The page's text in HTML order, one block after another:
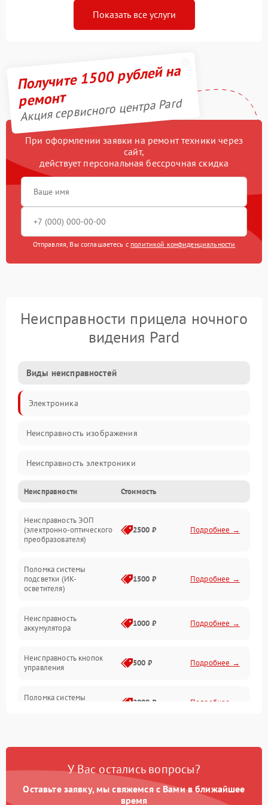
Показать все услуги
Получите 1500 рублей на
ремонт
Акция сервисного центра Pard
При оформлении заявки на ремонт техники через
сайт,
действует персональная бессрочная скидка
Отправляя, Вы соглашаетесь с политикой конфиденциальности
Неисправности прицела ночного
видения Pard
Виды неисправностей
Электроника
Неисправность изображения
Неисправность электроники
Механические повреждения
Неисправность управления
Оптика
Неисправности Стоимость
Неисправность ЭОП
(электронно-оптического
преобразователя)
2500 ₽ Подробнее →
Поломка системы
подсветки (ИК-
осветителя)
1500 ₽ Подробнее →
Неисправность
аккумулятора
1000 ₽ Подробнее →
Неисправность кнопок
управления
500 ₽ Подробнее →
Поломка системы
2000 ₽ Подробнее →
защиты от перегрузок
Неисправность системы
автоматического
отключения
1000 ₽ Подробнее →
У Вас остались вопросы?
Оставьте заявку, мы свяжемся с Вами в ближайшее
время